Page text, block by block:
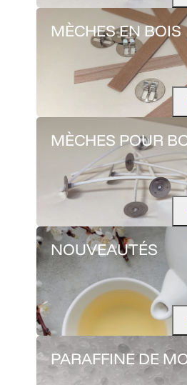
MÈCHES EN BOIS
MÈCHES POUR
NOUVEAUTÉS
PARAFFINE DE